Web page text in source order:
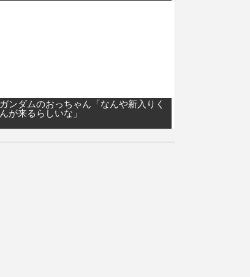
ガンダムのおっちゃん「なんや新入りく
んが来るらしいな」